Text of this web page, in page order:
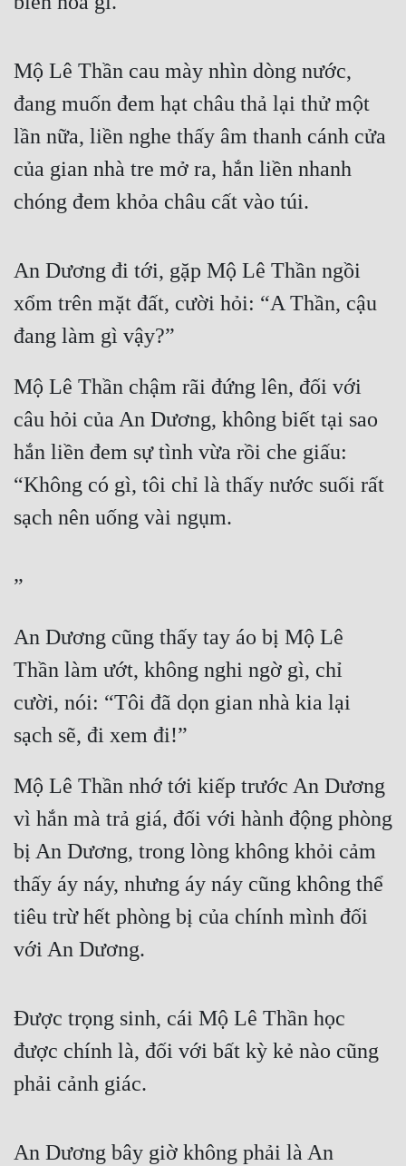
Đô Thị
Đông Phương Huyền Huyễn
Truyện Nam
Truyện Nữ
Vô Địch Lưu
Đẹp
Đẹp Hiệp
Tính Cách Nhân Vật :
Vô Sỉ
Điềm Đạm
Mộ Lê Thần cau mày nhìn dòng nước,
đang muốn đem hạt châu thả lại thử một
lần nữa, liền nghe thấy âm thanh cánh cửa
của gian nhà tre mở ra, hắn liền nhanh
chóng đem khỏa châu cất vào túi.
An Dương đi tới, gặp Mộ Lê Thần ngồi
xổm trên mặt đất, cười hỏi: “A Thần, cậu
đang làm gì vậy?”
Mộ Lê Thần chậm rãi đứng lên, đối với
câu hỏi của An Dương, không biết tại sao
hắn liền đem sự tình vừa rồi che giấu:
“Không có gì, tôi chỉ là thấy nước suối rất
sạch nên uống vài ngụm.
”
An Dương cũng thấy tay áo bị Mộ Lê
Thần làm ướt, không nghi ngờ gì, chỉ
cười, nói: “Tôi đã dọn gian nhà kia lại
sạch sẽ, đi xem đi!”
Mộ Lê Thần nhớ tới kiếp trước An Dương
vì hắn mà trả giá, đối với hành động phòng
bị An Dương, trong lòng không khỏi cảm
thấy áy náy, nhưng áy náy cũng không thể
tiêu trừ hết phòng bị của chính mình đối
với An Dương.
Được trọng sinh, cái Mộ Lê Thần học
được chính là, đối với bất kỳ kẻ nào cũng
phải cảnh giác.
An Dương bây giờ không phải là An